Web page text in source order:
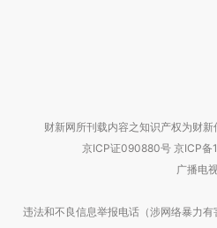
财新网所刊载内容之知识产权为财
京ICP证090880号 京ICP
广播电
违法和不良信息举报电话（涉网络暴力